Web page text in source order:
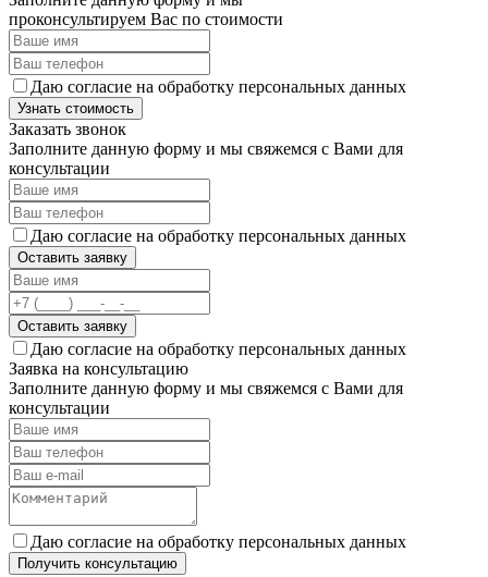
проконсультируем Вас по стоимости
Даю согласие на обработку персональных данных
Узнать стоимость
Заказать звонок
Заполните данную форму и мы свяжемся с Вами для
консультации
Даю согласие на обработку персональных данных
Оставить заявку
Оставить заявку
Даю согласие на обработку персональных данных
Заявка на консультацию
Заполните данную форму и мы свяжемся с Вами для
консультации
Даю согласие на обработку персональных данных
Получить консультацию